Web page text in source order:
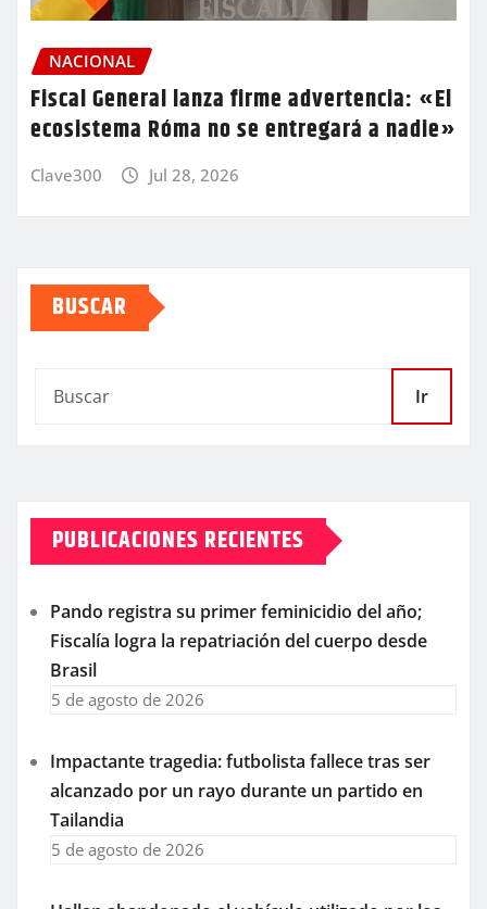
NACIONAL
Fiscal General lanza firme advertencia: «El
ecosistema Róma no se entregará a nadie»
Clave300 Jul 28, 2026
BUSCAR
Ir
PUBLICACIONES RECIENTES
Pando registra su primer feminicidio del año;
Fiscalía logra la repatriación del cuerpo desde
Brasil
5 de agosto de 2026
Impactante tragedia: futbolista fallece tras ser
alcanzado por un rayo durante un partido en
Tailandia
5 de agosto de 2026